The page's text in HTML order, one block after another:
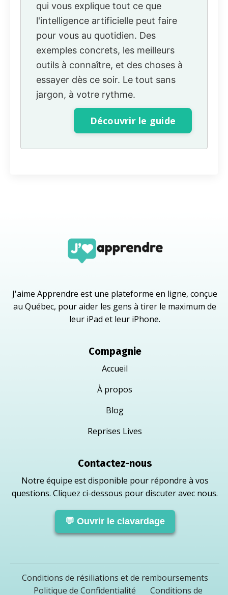
qui vous explique tout ce que
l'intelligence artificielle peut faire
pour vous au quotidien. Des
exemples concrets, les meilleurs
outils à connaître, et des choses à
essayer dès ce soir. Le tout sans
jargon, à votre rythme.
Découvrir le guide
J'aime Apprendre est une plateforme en ligne, conçue
au Québec, pour aider les gens à tirer le maximum de
leur iPad et leur iPhone.
Compagnie
Accueil
À propos
Blog
Reprises Lives
Contactez-nous
Notre équipe est disponible pour répondre à vos
questions. Cliquez ci-dessous pour discuter avec nous.
💬 Ouvrir le clavardage
Conditions de résiliations et de remboursements
Politique de Confidentialité
Conditions de